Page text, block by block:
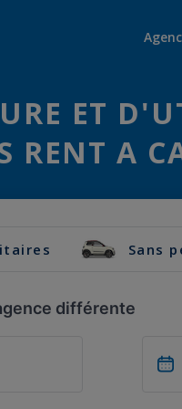
ET
RENT A
Sans
différente